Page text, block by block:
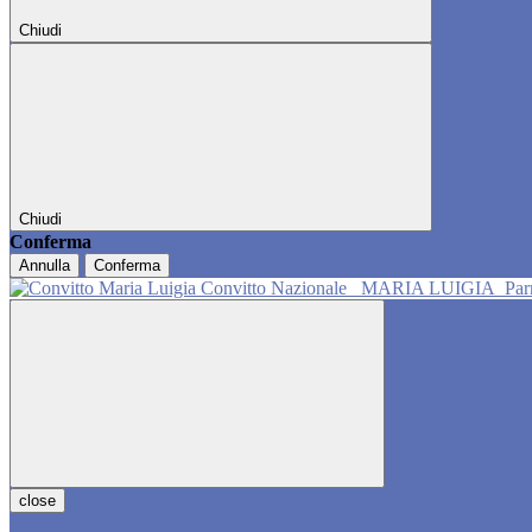
Chiudi
Chiudi
Conferma
Annulla Conferma
Convitto Nazionale MARIA LUIGIA
close